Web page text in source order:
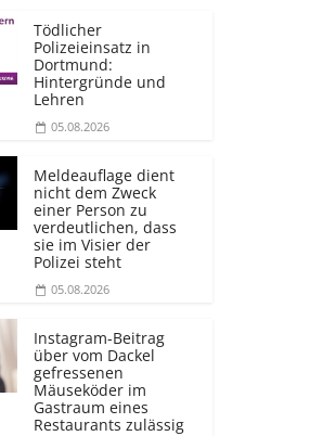
Tödlicher
Polizeieinsatz in
Dortmund:
Hintergründe und
Lehren
05.08.2026
Meldeauflage dient
nicht dem Zweck
einer Person zu
verdeutlichen, dass
sie im Visier der
Polizei steht
05.08.2026
Instagram-Beitrag
über vom Dackel
gefressenen
Mäuseköder im
Gastraum eines
Restaurants zulässig